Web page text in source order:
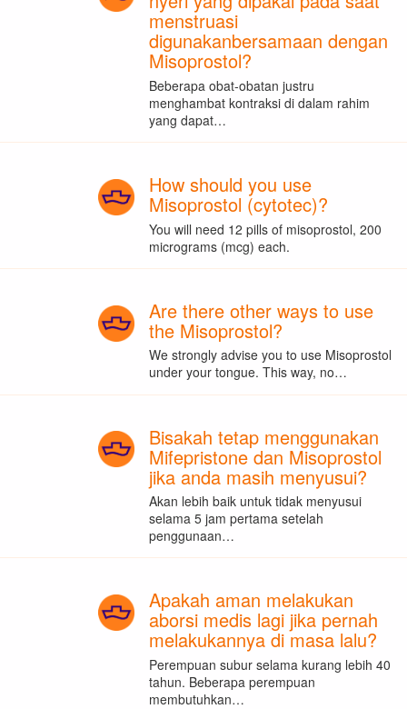
menstruasi
digunakanbersamaan dengan
Misoprostol?
Beberapa obat-obatan justru
menghambat kontraksi di dalam rahim
yang dapat…
How should you use
Misoprostol (cytotec)?
You will need 12 pills of misoprostol, 200
micrograms (mcg) each.
Are there other ways to use
the Misoprostol?
We strongly advise you to use Misoprostol
under your tongue. This way, no…
Bisakah tetap menggunakan
Mifepristone dan Misoprostol
jika anda masih menyusui?
Akan lebih baik untuk tidak menyusui
selama 5 jam pertama setelah
penggunaan…
Apakah aman melakukan
aborsi medis lagi jika pernah
melakukannya di masa lalu?
Perempuan subur selama kurang lebih 40
tahun. Beberapa perempuan
membutuhkan…